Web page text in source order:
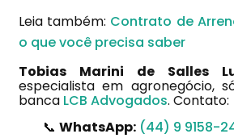
Leia também: Contrato de
o que você precisa saber
Tobias Marini de Salles
especialista em agronegócio,
banca LCB Advogados. Contato:
📞 WhatsApp: (44) 9 9158-